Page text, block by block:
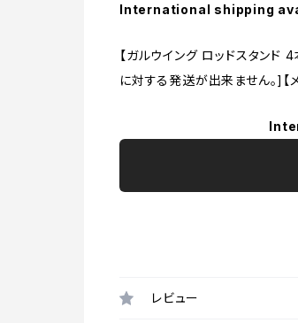
International shipping
【ガルウイング ロッドスタン
に対する発送が出来ません。]
レビュー